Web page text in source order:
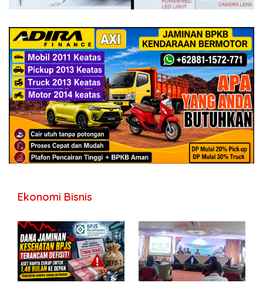
Ekonomi Bisnis